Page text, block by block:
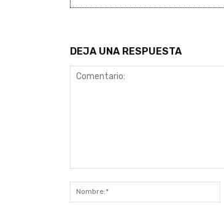
DEJA UNA RESPUESTA